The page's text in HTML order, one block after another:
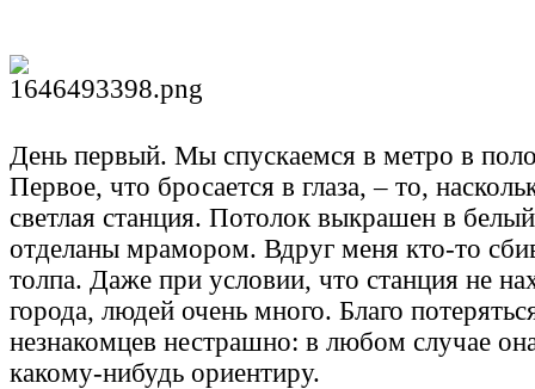
День первый. Мы спускаемся в метро в
Первое, что бросается в глаза, – то,
светлая станция. Потолок выкрашен в
отделаны мрамором. Вдруг меня кто-то
толпа. Даже при условии, что станция не
города, людей очень много. Благо
незнакомцев нестрашно: в любом случае
какому-нибудь ориентиру.